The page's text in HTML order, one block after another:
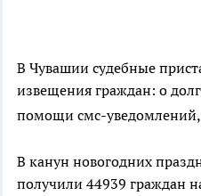
В Чувашии судебные
извещения граждан: о
помощи смс-
В канун новогодних
получили 44939 граждан